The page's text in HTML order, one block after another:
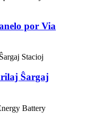
por Via
Ŝargaj